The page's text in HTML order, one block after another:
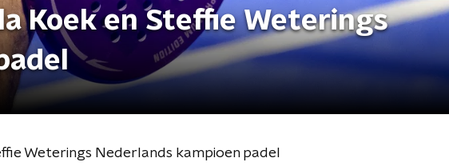
Koek en Steffie Weterings
Weterings Nederlands kampioen padel